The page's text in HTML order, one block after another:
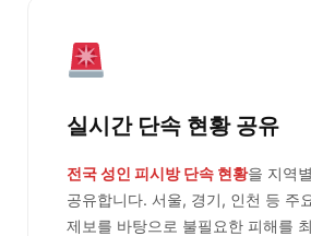
실시간 단속 현황 공유
전국 성인 피시방 단속 현황을 지역
공유합니다. 서울, 경기, 인천 등 주
제보를 바탕으로 불필요한 피해를